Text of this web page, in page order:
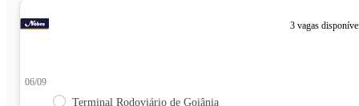
3 vagas
06/09
Terminal Rodoviário de Goiânia